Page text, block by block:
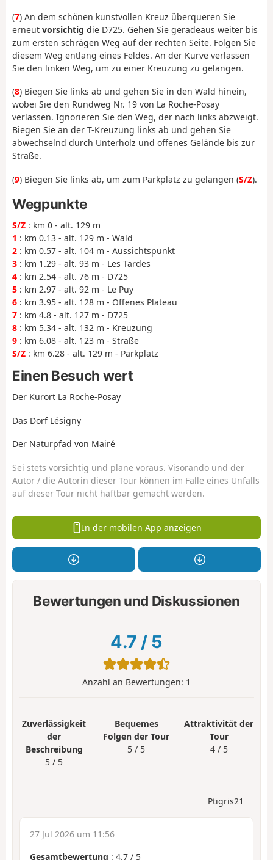
(7) An dem schönen kunstvollen Kreuz überqueren Sie
erneut vorsichtig die D725. Gehen Sie geradeaus weiter bis
zum ersten schrägen Weg auf der rechten Seite. Folgen Sie
diesem Weg entlang eines Feldes. An der Kurve verlassen
Sie den linken Weg, um zu einer Kreuzung zu gelangen.
(8) Biegen Sie links ab und gehen Sie in den Wald hinein,
wobei Sie den Rundweg Nr. 19 von La Roche-Posay
verlassen. Ignorieren Sie den Weg, der nach links abzweigt.
Biegen Sie an der T-Kreuzung links ab und gehen Sie
abwechselnd durch Unterholz und offenes Gelände bis zur
Straße.
(9) Biegen Sie links ab, um zum Parkplatz zu gelangen (S/Z).
Wegpunkte
S/Z : km 0 - alt. 129 m
1 : km 0.13 - alt. 129 m - Wald
2 : km 0.57 - alt. 104 m - Aussichtspunkt
3 : km 1.29 - alt. 93 m - Les Tardes
4 : km 2.54 - alt. 76 m - D725
5 : km 2.97 - alt. 92 m - Le Puy
6 : km 3.95 - alt. 128 m - Offenes Plateau
7 : km 4.8 - alt. 127 m - D725
8 : km 5.34 - alt. 132 m - Kreuzung
9 : km 6.08 - alt. 123 m - Straße
S/Z : km 6.28 - alt. 129 m - Parkplatz
Einen Besuch wert
Der Kurort La Roche-Posay
Das Dorf Lésigny
Der Naturpfad von Mairé
Sei stets vorsichtig und plane voraus. Visorando und der
Autor / die Autorin dieser Tour können im Falle eines Unfalls
auf dieser Tour nicht haftbar gemacht werden.
In der mobilen App anzeigen
Bewertungen und Diskussionen
4.7 / 5
Anzahl an Bewertungen: 1
Zuverlässigkeit
der
Beschreibung
5 / 5
Bequemes
Folgen der Tour
5 / 5
Attraktivität der
Tour
4 / 5
Ptigris21
27 Jul 2026 um 11:56
Gesamtbewertung : 4.7 / 5